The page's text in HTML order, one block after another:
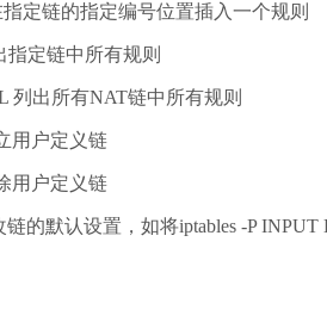
指定链的指定编号位置插入一个规则
指定链中所有规则
L 列出所有NAT链中所有规则
用户定义链
用户定义链
链的默认设置，如将iptables -P